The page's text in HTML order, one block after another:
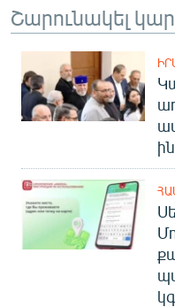
Հայերեն
English
Русский
«Ազատության» բոլոր
Շարունակել